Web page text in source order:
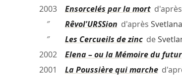
2003
Ensorcelés par la mortd'après
″
Rêvol'URSSion d'après
″
Les Cercueils de zincde
2002
Elena – ou la Mémoire du futur
2001
La Poussière qui marche